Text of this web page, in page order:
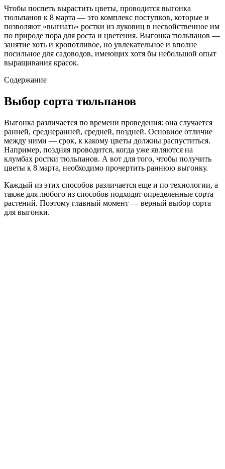
Чтобы поспеть вырастить цветы, проводится выгонка
тюльпанов к 8 марта — это комплекс поступков, которые и
позволяют «выгнать» ростки из луковиц в несвойственное им
по природе пора для роста и цветения. Выгонка тюльпанов —
занятие хоть и кропотливое, но увлекательное и вполне
посильное для садоводов, имеющих хотя бы небольшой опыт
выращивания красок.
Содержание
Выбор сорта тюльпанов
Выгонка различается по времени проведения: она случается
ранней, среднеранней, средней, поздней. Основное отличие
между ними — срок, к какому цветы должны распуститься.
Например, поздняя проводится, когда уже являются на
клумбах ростки тюльпанов. А вот для того, чтобы получить
цветы к 8 марта, необходимо прочертить раннюю выгонку.
Каждый из этих способов различается еще и по технологии, а
также для любого из способов подходят определенные сорта
растений. Поэтому главный момент — верный выбор сорта
для выгонки.